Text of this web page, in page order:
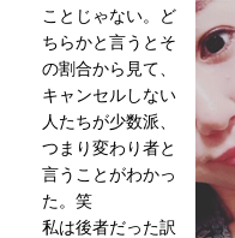
ことじゃない。ど
ちらかと言うとそ
の割合から見て、
キャンセルしない
人たちが少数派、
つまり変わり者と
言うことがわかっ
た。笑
私は後者だった訳